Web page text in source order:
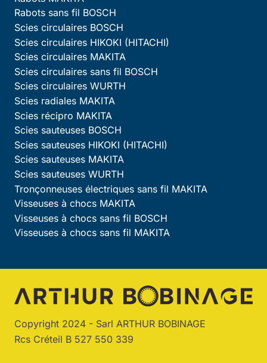
Rabots sans fil BOSCH
Scies circulaires BOSCH
Scies circulaires HIKOKI (HITACHI)
Scies circulaires MAKITA
Scies circulaires sans fil BOSCH
Scies circulaires WURTH
Scies radiales MAKITA
Scies récipro MAKITA
Scies sauteuses BOSCH
Scies sauteuses HIKOKI (HITACHI)
Scies sauteuses MAKITA
Scies sauteuses WURTH
Tronçonneuses électriques sans fil MAKITA
Visseuses à chocs MAKITA
Visseuses à chocs sans fil BOSCH
Visseuses à chocs sans fil MAKITA
Copyright 2024 - Sarl ARTHUR BOBINAGE
Rcs Créteil B 527 550 339